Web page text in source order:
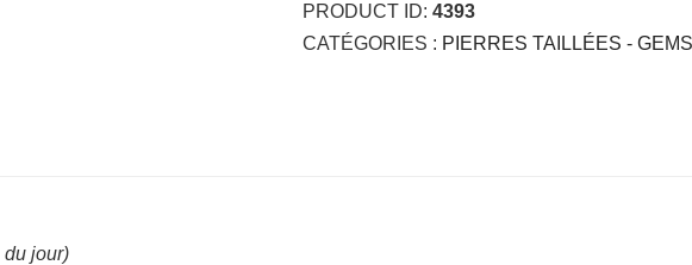
PRODUCT ID: 4393
CATÉGORIES : PIERRES TAILLÉES -
du jour)